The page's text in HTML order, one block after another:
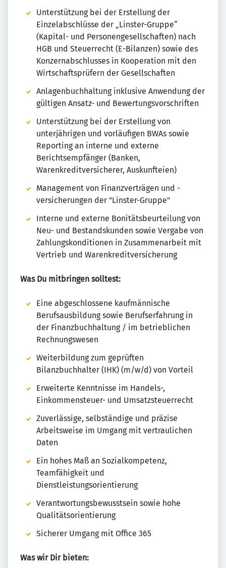
Unterstützung bei der Erstellung der
Einzelabschlüsse der „Linster-Gruppe“
(Kapital- und Personengesellschaften) nach
HGB und Steuerrecht (E-Bilanzen) sowie des
Konzernabschlusses in Kooperation mit den
Wirtschaftsprüfern der Gesellschaften
Anlagenbuchhaltung inklusive Anwendung der
gültigen Ansatz- und Bewertungsvorschriften
Unterstützung bei der Erstellung von
unterjährigen und vorläufigen BWAs sowie
Reporting an interne und externe
Berichtsempfänger (Banken,
Warenkreditversicherer, Auskunfteien)
Management von Finanzverträgen und -
versicherungen der "Linster-Gruppe"
Interne und externe Bonitätsbeurteilung von
Neu- und Bestandskunden sowie Vergabe von
Zahlungskonditionen in Zusammenarbeit mit
Vertrieb und Warenkreditversicherung
Was Du mitbringen solltest:
Eine abgeschlossene kaufmännische
Berufsausbildung sowie Berufserfahrung in
der Finanzbuchhaltung / im betrieblichen
Rechnungswesen
Weiterbildung zum geprüften
Bilanzbuchhalter (IHK) (m/w/d) von Vorteil
Erweiterte Kenntnisse im Handels-,
Einkommensteuer- und Umsatzsteuerrecht
Zuverlässige, selbständige und präzise
Arbeitsweise im Umgang mit vertraulichen
Daten
Ein hohes Maß an Sozialkompetenz,
Teamfähigkeit und
Dienstleistungsorientierung
Verantwortungsbewusstsein sowie hohe
Qualitätsorientierung
Sicherer Umgang mit Office 365
Was wir Dir bieten: